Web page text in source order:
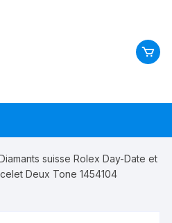
suisse Rolex Day-Date et
Deux Tone 1454104